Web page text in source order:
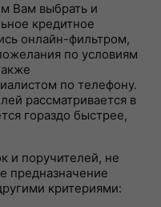
Вам выбрать и
кредитное
онлайн-фильтром,
по условиям
по телефону.
рассматривается в
гораздо быстрее,
и поручителей, не
предназначение
критериями: